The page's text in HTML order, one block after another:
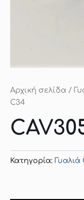
Αρχική σελίδα /
C34
Κατηγορία: